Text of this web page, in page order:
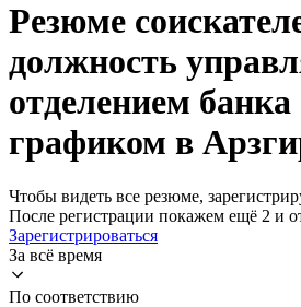
Резюме
должность
отделением
графиком в
Чтобы видеть все резюме,
После регистрации покажем ещё 2 и
Зарегистрироваться
За всё время
По соответствию